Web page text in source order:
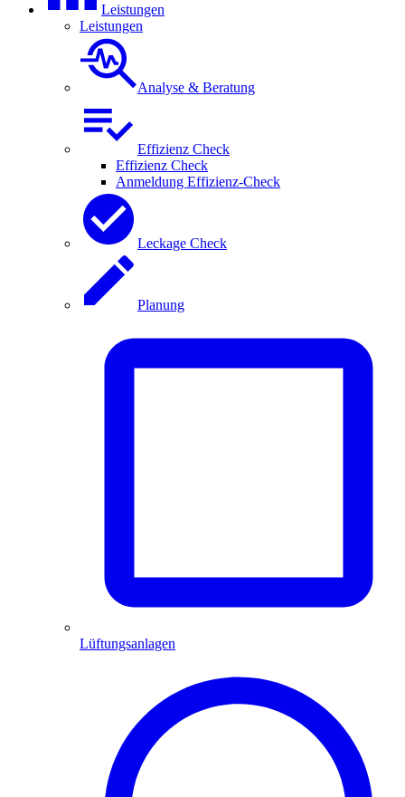
Leistungen
Leistungen
Analyse & Beratung
Effizienz Check
Effizienz Check
Anmeldung Effizienz-Check
Leckage Check
Planung
Lüftungsanlagen